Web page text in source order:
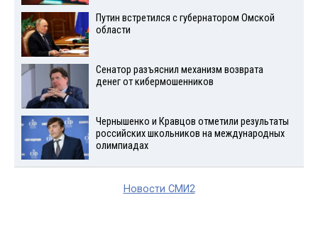
Путин встретился с губернатором Омской
области
Сенатор разъяснил механизм возврата
денег от кибермошенников
Чернышенко и Кравцов отметили результаты
российских школьников на международных
олимпиадах
Новости СМИ2